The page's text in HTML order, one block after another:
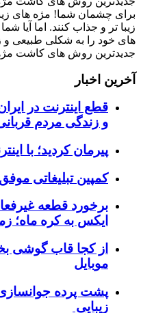
برای چشمان شما! مژه های
زیبا تر و جذاب کنند. اما آیا
های خود را به شکلی طبیعی و
جدیدترین روش های کاشت
آخرین اخبار
قطع اینترنت در
و زندگی مردم
پیرمان کردید؛ با
کمپین تبلیغاتی
ایکس به کره ماه؛
از کجا قاب گوشی
موبایل
پشت پرده
زیبایی